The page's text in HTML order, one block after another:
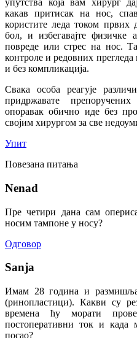
упутства која вам хирург
какав притисак на нос,
користите леда током
бол, и избегавајте физичке
повреде или стрес на нос.
контроле и редовних
и без компликација.
Свака особа реагује
придржавате препоручених
опоравак обично иде без
својим хирургом за све
Упит
Повезана питања
Nenad
Пре четири дана сам
носим тампоне у носу?
Одговор
Sanja
Имам 28 година и
(ринопластици). Какви су
времена ћу морати
постоперативни ток и када
посао?